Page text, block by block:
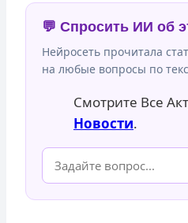
💬 Спросить ИИ об
Нейросеть прочитала
на любые вопросы по
Смотрите Все
Новости.